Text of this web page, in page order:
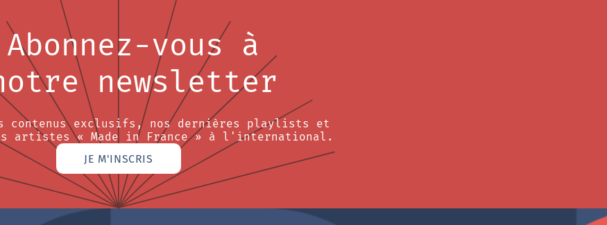
Abonnez-vous à
newsletter
contenus exclusifs, nos dernières playlists et
artistes « Made in France » à l'international.
JE M'INSCRIS